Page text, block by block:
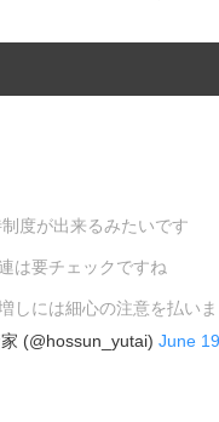
度が出来るみたいです
は要チェックですね
しには細心の注意を払いま
(@hossun_yutai) June